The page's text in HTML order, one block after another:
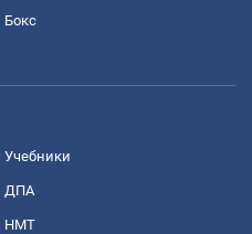
Бокс
Учебники
ДПА
НМТ